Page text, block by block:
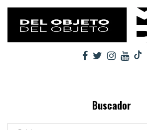
Buscador